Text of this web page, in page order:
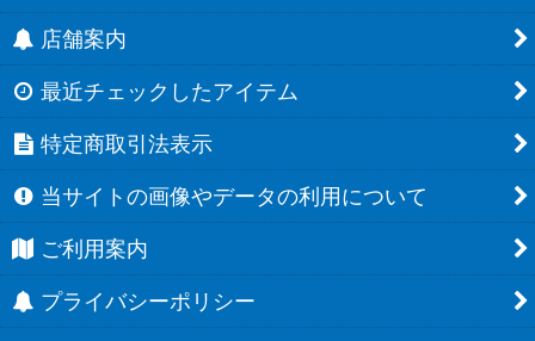
店舗案内
最近チェックしたアイテム
特定商取引法表示
当サイトの画像やデータの利用について
ご利用案内
プライバシーポリシー